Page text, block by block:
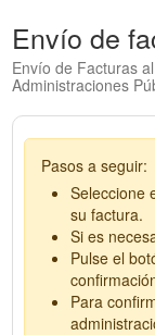
Envío de
Envío de Facturas
Administraciones
Pasos a seguir:
Seleccione
su factura.
Si es
Pulse el
Para